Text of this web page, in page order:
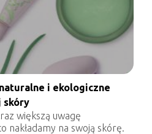
i ekologiczne
skóry
większą uwagę
nakładamy na swoją skórę.